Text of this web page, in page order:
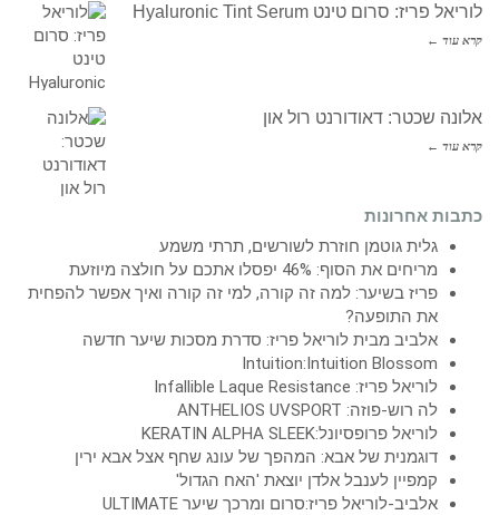
לוריאל פריז: סרום טינט Hyaluronic Tint Serum
קרא עוד ←
אלונה שכטר: דאודורנט רול און
קרא עוד ←
כתבות אחרונות
גלית גוטמן חוזרת לשורשים, תרתי משמע
מריחים את הסוף: 46% יפסלו אתכם על חולצה מיוזעת
פריז בשיער: למה זה קורה, למי זה קורה ואיך אפשר להפחית
את התופעה?
אלביב מבית לוריאל פריז: סדרת מסכות שיער חדשה
Intuition:Intuition Blossom
לוריאל פריז: Infallible Laque Resistance
לה רוש-פוזה: ANTHELIOS UVSPORT
לוריאל פרופסיונל:KERATIN ALPHA SLEEK
דוגמנית של אבא: המהפך של עונג שחף אצל אבא ירין
קמפיין לענבל אלדן יוצאת 'האח הגדול'
אלביב-לוריאל פריז:סרום ומרכך שיער ULTIMATE